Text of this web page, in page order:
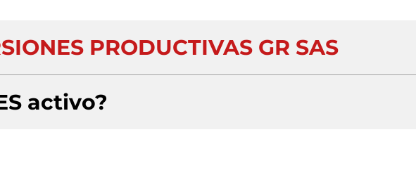
PRODUCTIVAS GR SAS
activo?